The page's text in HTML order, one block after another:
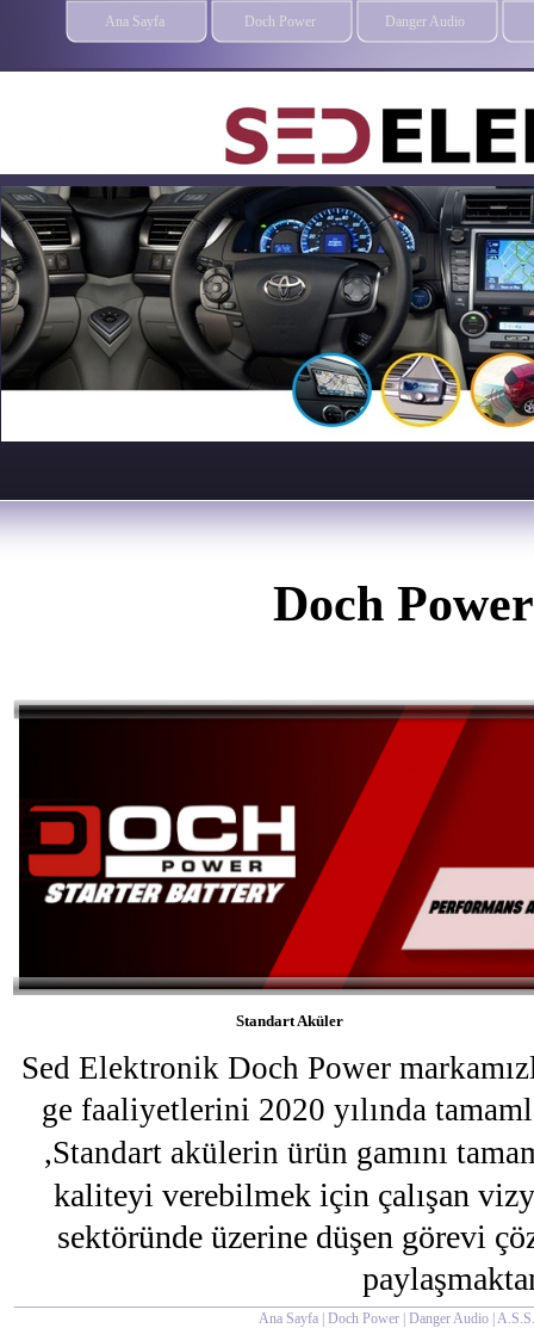
Ana Sayfa Doch Power Danger Audio
Doch
Standart Aküler
Sed Elektronik Doch Power
ge faaliyetlerini 2020 yılında
,Standart akülerin ürün gamını
kaliteyi verebilmek için çalışan
sektöründe üzerine düşen görevi
Ana Sayfa Doch Power Danger Audio A.S.S.